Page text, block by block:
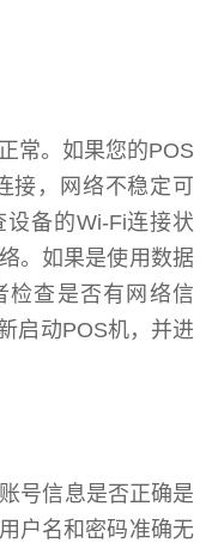
常。如果您的POS
接，网络不稳定可
备的Wi-Fi连接状
。如果是使用数据
检查是否有网络信
启动POS机，并进
号信息是否正确是
户名和密码准确无